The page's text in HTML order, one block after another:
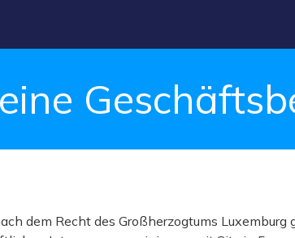
dem Recht des Großherzogtums